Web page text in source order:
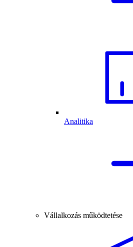
Analitika
Vállalkozás működtetése